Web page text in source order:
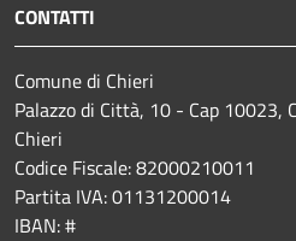
CONTATTI
Comune di Chieri
Palazzo di Città, 10 - Cap 10023,
Chieri
Codice Fiscale: 82000210011
Partita IVA: 01131200014
IBAN: #